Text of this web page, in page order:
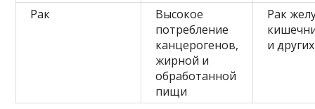
Рак
Высокое
потребление
канцерогенов,
жирной и
обработанной
пищи
Рак
и